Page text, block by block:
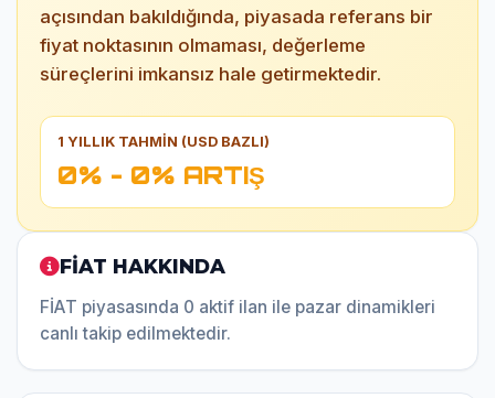
açısından bakıldığında, piyasada referans bir
fiyat noktasının olmaması, değerleme
süreçlerini imkansız hale getirmektedir.
1 YILLIK TAHMİN (USD BAZLI)
0% - 0% ARTIŞ
FİAT HAKKINDA
FİAT piyasasında 0 aktif ilan ile pazar dinamikleri
canlı takip edilmektedir.